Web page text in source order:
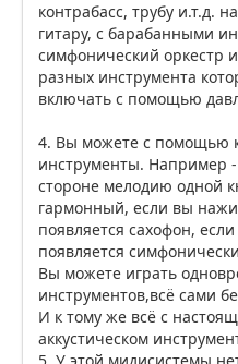
контрабасс, трубу и.т.д.
гитару, с барабанными
симфонический оркестр
разных инструмента
включать с помощью
4. Вы можете с помощью
инструменты. Например
стороне мелодию одной
гармонный, если вы
появляется сахофон,
появляется
Вы можете играть
инструментов,всё сами
И к тому же всё с
аккустическом